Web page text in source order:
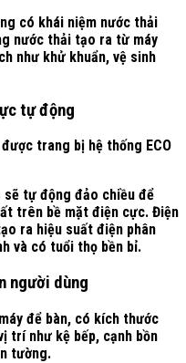
có khái niệm nước thải
nước thải tạo ra từ máy
như khử khuẩn, vệ sinh
tự động
trang bị hệ thống ECO
sẽ tự động đảo chiều để
trên bề mặt điện cực. Điện
ra hiệu suất điện phân
và có tuổi thọ bền bỉ.
người dùng
để bàn, có kích thước
trí như kệ bếp, cạnh bồn
tường.